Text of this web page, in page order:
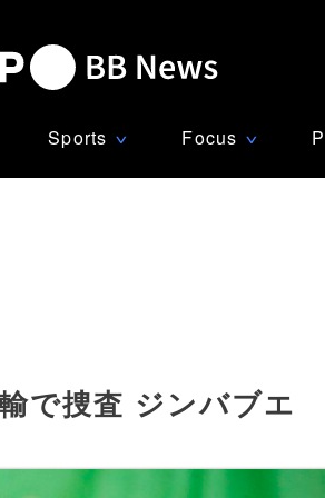
Sports ∨ Focus ∨
で捜査 ジンバブエ